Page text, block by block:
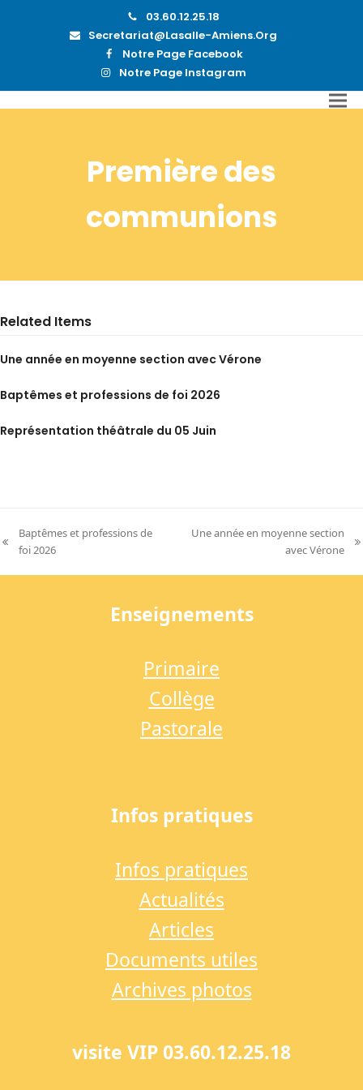
03.60.12.25.18
Secretariat@lasalle-Amiens.org
Notre Page Facebook
Notre Page Instagram
Première des
communions
Related Items
Une année en moyenne section avec Vérone
Baptêmes et professions de foi 2026
Représentation théâtrale du 05 Juin
previous
Baptêmes et professions de
foi 2026
Une année en moyenne section
avec Vérone
Enseignements
Primaire
Collège
Pastorale
Infos pratiques
Infos pratiques
Actualités
Articles
Documents utiles
Archives photos
visite VIP 03.60.12.25.18